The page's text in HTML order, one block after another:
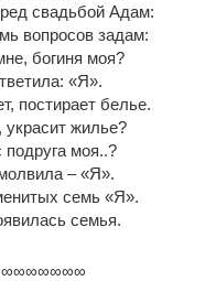
свадьбой Адам:
вопросов задам:
богиня моя?
«Я».
постирает белье.
украсит жилье?
подруга моя..?
– «Я».
семь «Я».
семья.